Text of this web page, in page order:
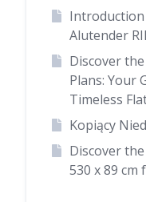
Introduction
Alutender
Discover
Plans: Your
Timeless
Kopiący
Discover
530 x 89 cm